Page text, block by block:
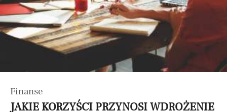
Finanse
JAKIE KORZYŚCI PRZYNOSI WDROŻENIE